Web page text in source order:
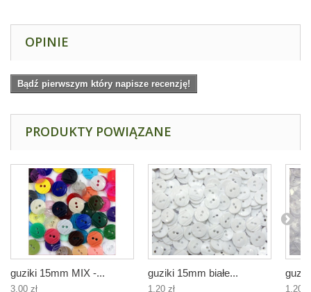
OPINIE
Bądź pierwszym który napisze recenzję!
PRODUKTY POWIĄZANE
guziki 15mm MIX -...
3,00 zł
guziki 15mm białe...
1,20 zł 1,20